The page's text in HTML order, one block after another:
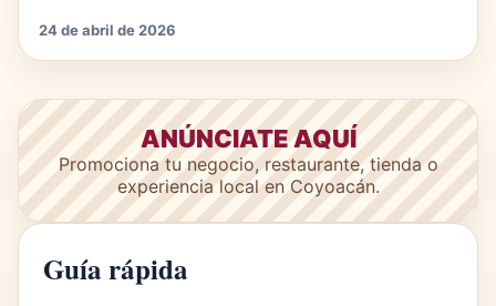
24 de abril de 2026
ANÚNCIATE AQUÍ
Promociona tu negocio, restaurante, tienda o
experiencia local en Coyoacán.
Guía rápida